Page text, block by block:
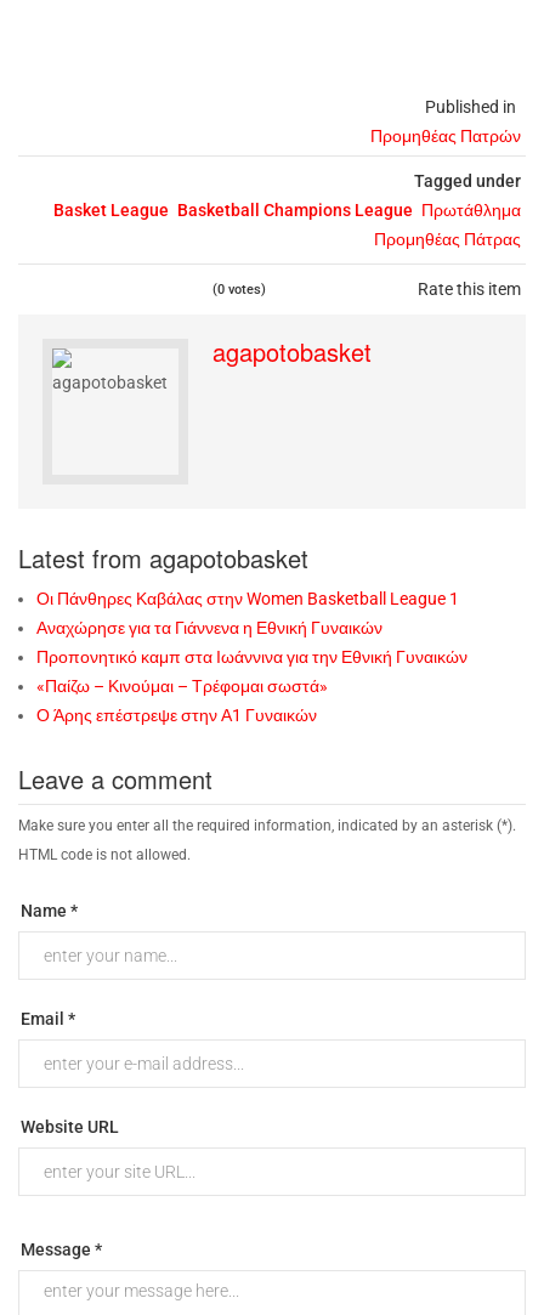
Published in
Προμηθέας Πατρών
Tagged under
Basket League Basketball Champions League Πρωτάθλημα
Προμηθέας Πάτρας
Rate this item
(0 votes)
agapotobasket
Latest from agapotobasket
Οι Πάνθηρες Καβάλας στην Women Basketball League 1
Αναχώρησε για τα Γιάννενα η Εθνική Γυναικών
Προπονητικό καμπ στα Ιωάννινα για την Εθνική Γυναικών
«Παίζω – Κινούμαι – Τρέφομαι σωστά»
Ο Άρης επέστρεψε στην Α1 Γυναικών
Leave a comment
Make sure you enter all the required information, indicated by an asterisk (*).
HTML code is not allowed.
Name *
Email *
Website URL
Message *